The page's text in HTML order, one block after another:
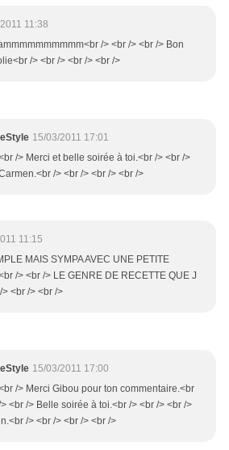
11:38
/> <br /> <br /> Bon
/> <br /> <br /> <br />
15/03/2011 17:01
/> Merci et belle soirée à toi.<br /> <br />
/> <br /> <br /> <br />
11:15
MAIS SYMPA AVEC UNE PETITE
/> <br /> LE GENRE DE RECETTE QUE J
<br /> <br />
15/03/2011 17:00
/> Merci Gibou pour ton commentaire.<br
<br /> Belle soirée à toi.<br /> <br /> <br />
/> <br /> <br /> <br />